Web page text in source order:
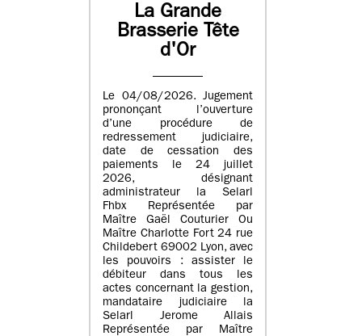
La Grande
Brasserie Tête
d'Or
Le 04/08/2026. Jugement
prononçant l’ouverture
d’une procédure de
redressement judiciaire,
date de cessation des
paiements le 24 juillet
2026, désignant
administrateur la Selarl
Fhbx Représentée par
Maître Gaël Couturier Ou
Maître Charlotte Fort 24 rue
Childebert 69002 Lyon, avec
les pouvoirs : assister le
débiteur dans tous les
actes concernant la gestion,
mandataire judiciaire la
Selarl Jerome Allais
Représentée par Maître